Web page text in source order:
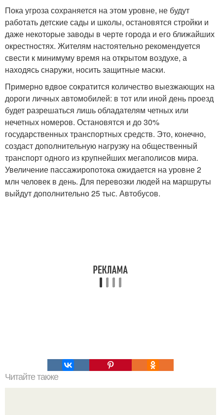
Пока угроза сохраняется на этом уровне, не будут
работать детские сады и школы, остановятся стройки и
даже некоторые заводы в черте города и его ближайших
окрестностях. Жителям настоятельно рекомендуется
свести к минимуму время на открытом воздухе, а
находясь снаружи, носить защитные маски.
Примерно вдвое сократится количество выезжающих на
дороги личных автомобилей: в тот или иной день проезд
будет разрешаться лишь обладателям четных или
нечетных номеров. Остановятся и до 30%
государственных транспортных средств. Это, конечно,
создаст дополнительную нагрузку на общественный
транспорт одного из крупнейших мегаполисов мира.
Увеличение пассажиропотока ожидается на уровне 2
млн человек в день. Для перевозки людей на маршруты
выйдут дополнительно 25 тыс. Автобусов.
Читайте также